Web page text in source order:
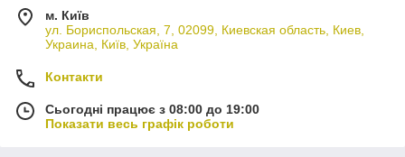
м. Київ
ул. Бориспольская, 7, 02099, Киевская область, Киев,
Украина, Київ, Україна
Контакти
Сьогодні працює з 08:00 до 19:00
Показати весь графік роботи